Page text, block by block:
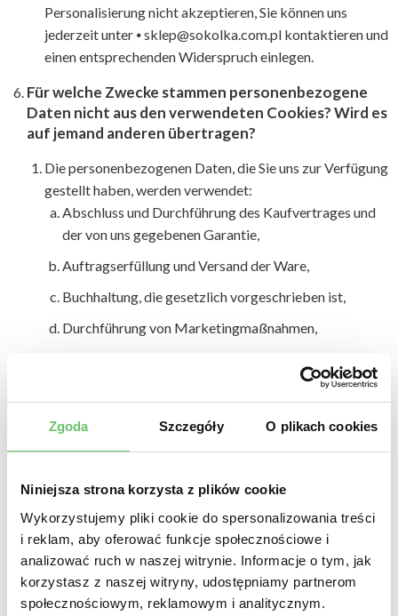
Zgoda Szczegóły O plikach cookies
Niniejsza strona korzysta z plików cookie
Wykorzystujemy pliki cookie do spersonalizowania treści
i reklam, aby oferować funkcje społecznościowe i
analizować ruch w naszej witrynie. Informacje o tym, jak
korzystasz z naszej witryny, udostępniamy partnerom
społecznościowym, reklamowym i analitycznym.
Personalisierung nicht akzeptieren, Sie können uns
jederzeit unter ⦁ sklep@sokolka.com.pl kontaktieren und
einen entsprechenden Widerspruch einlegen.
Für welche Zwecke stammen personenbezogene
Daten nicht aus den verwendeten Cookies? Wird es
auf jemand anderen übertragen?
Die personenbezogenen Daten, die Sie uns zur Verfügung
gestellt haben, werden verwendet:
Abschluss und Durchführung des Kaufvertrages und
der von uns gegebenen Garantie,
Auftragserfüllung und Versand der Ware,
Buchhaltung, die gesetzlich vorgeschrieben ist,
Durchführung von Marketingmaßnahmen,
erhalt Ihrer Zahlungen und deren Sicherheit,
Verwaltung des Bewerbungsprozesses, wenn Sie uns
erforderlich ist, können Ihre Daten an andere
Unternehmen weitergegeben werden. Eine solche
Übertragung kann nur mit unserer Zustimmung, aufgrund
einer Vereinbarung und nur an diejenigen erfolgen, die
einen angemessenen Schutz und eine ordnungsgemäße
rechtliche Verarbeitung gewährleisten können. Das